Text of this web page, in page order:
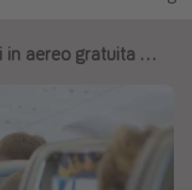
Scelta dei posti in aereo gratuita in alcuni casi